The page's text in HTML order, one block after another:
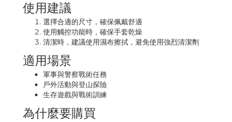
使用建議
選擇合適的尺寸，確保佩戴舒適
使用觸控功能時，確保手套乾燥
清潔時，建議使用濕布擦拭，避免使用強烈清潔劑
適用場景
軍事與警察戰術任務
戶外活動與登山探險
生存遊戲與戰術訓練
為什麼要購買